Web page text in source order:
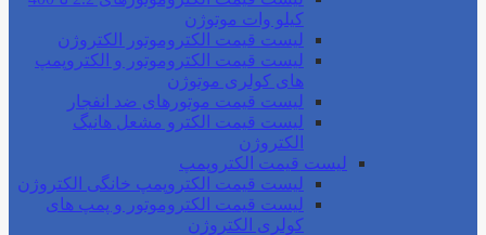
کیلو وات موتوژن
لیست قیمت الکتروموتور الکتروژن
لیست قیمت الکتروموتور و الکتروپمپ
های کولری موتوژن
لیست قیمت موتورهای ضد انفجار
لیست قیمت الکترو مشعل هانیگ
الکتروژن
لیست قیمت الکتروپمپ
لیست قیمت الکتروپمپ خانگی الکتروژن
لیست قیمت الکتروموتور و پمپ های
کولری الکتروژن